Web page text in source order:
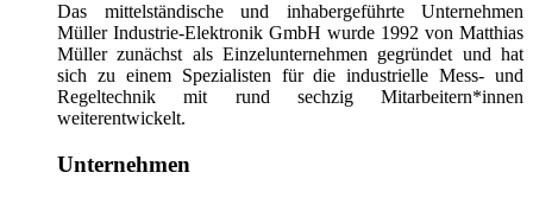
Das mittelständische und inhabergeführte Unternehmen
Müller Industrie-Elektronik GmbH wurde 1992 von Matthias
Müller zunächst als Einzelunternehmen gegründet und hat
sich zu einem Spezialisten für die industrielle Mess- und
Regeltechnik mit rund sechzig Mitarbeitern*innen
weiterentwickelt.
Unternehmen